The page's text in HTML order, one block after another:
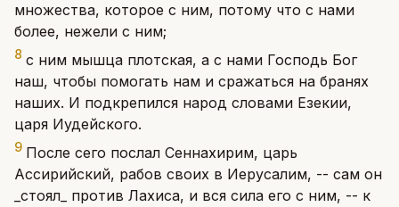
множества, которое с ним, потому что с нами
более, нежели с ним;
8 с ним мышца плотская, а с нами Господь Бог
наш, чтобы помогать нам и сражаться на бранях
наших. И подкрепился народ словами Езекии,
царя Иудейского.
9 После сего послал Сеннахирим, царь
Ассирийский, рабов своих в Иерусалим, -- сам он
_стоял_ против Лахиса, и вся сила его с ним, -- к